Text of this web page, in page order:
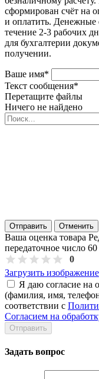
сформирован счёт на
и оплатить. Денежные
течение 2-3 рабочих
для бухгалтерии
получении.
Ваше имя*
Текст сообщения*
Перетащите файлы
Ничего не найдено
Отправить Отменить
Ваша оценка товара
передаточное число
0
Загрузить изображение
Я даю согласие на
(фамилия, имя,
соответствии с
Согласием на
Задать вопрос